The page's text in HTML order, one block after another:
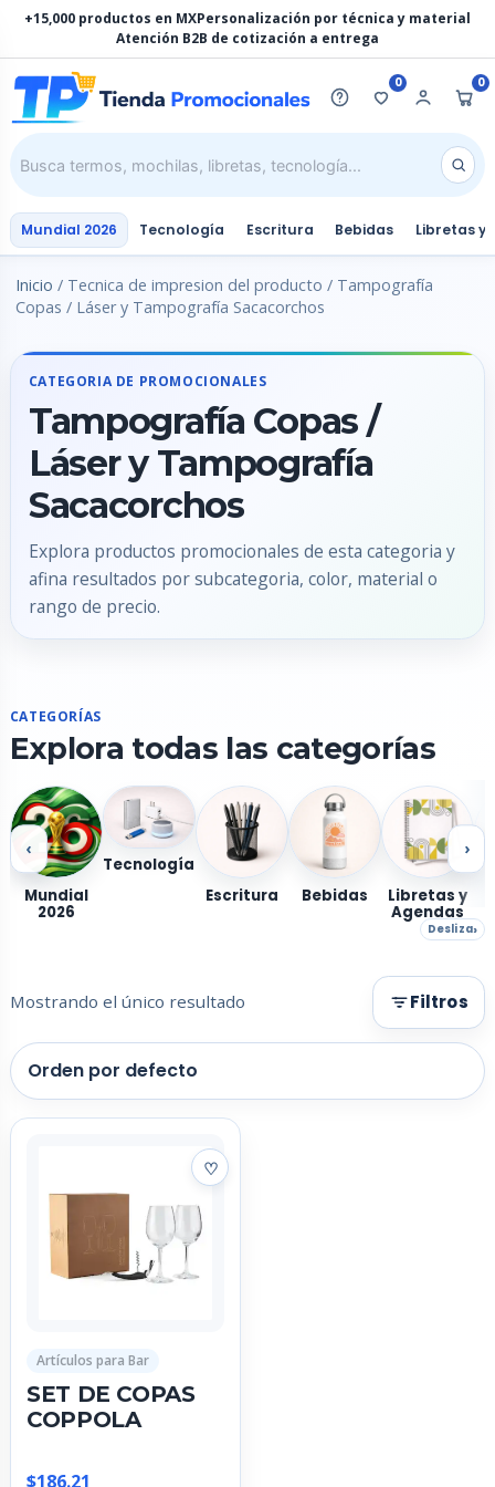
contenido
+15,000 productos en MXPersonalización por técnica y material
Atención B2B de cotización a entrega
0 0
Mundial 2026 Tecnología Escritura Bebidas Libretas y
Inicio / Tecnica de impresion del producto / Tampografía
Copas / Láser y Tampografía Sacacorchos
CATEGORIA DE PROMOCIONALES
Tampografía Copas /
Láser y Tampografía
Sacacorchos
Explora productos promocionales de esta categoria y
afina resultados por subcategoria, color, material o
rango de precio.
CATEGORÍAS
Explora todas las categorías
‹
Mundial
2026
Tecnología
Escritura
Bebidas Libretas y
Agendas
›
Desliza
Mostrando el único resultado Filtros
Artículos para Bar
SET DE COPAS
COPPOLA
$186.21